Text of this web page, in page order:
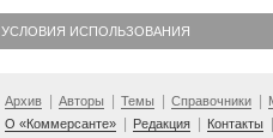
УСЛОВИЯ ИСПОЛЬЗОВАНИЯ
Архив Авторы Темы Справочники
О «Коммерсанте»
Редакция Контакты